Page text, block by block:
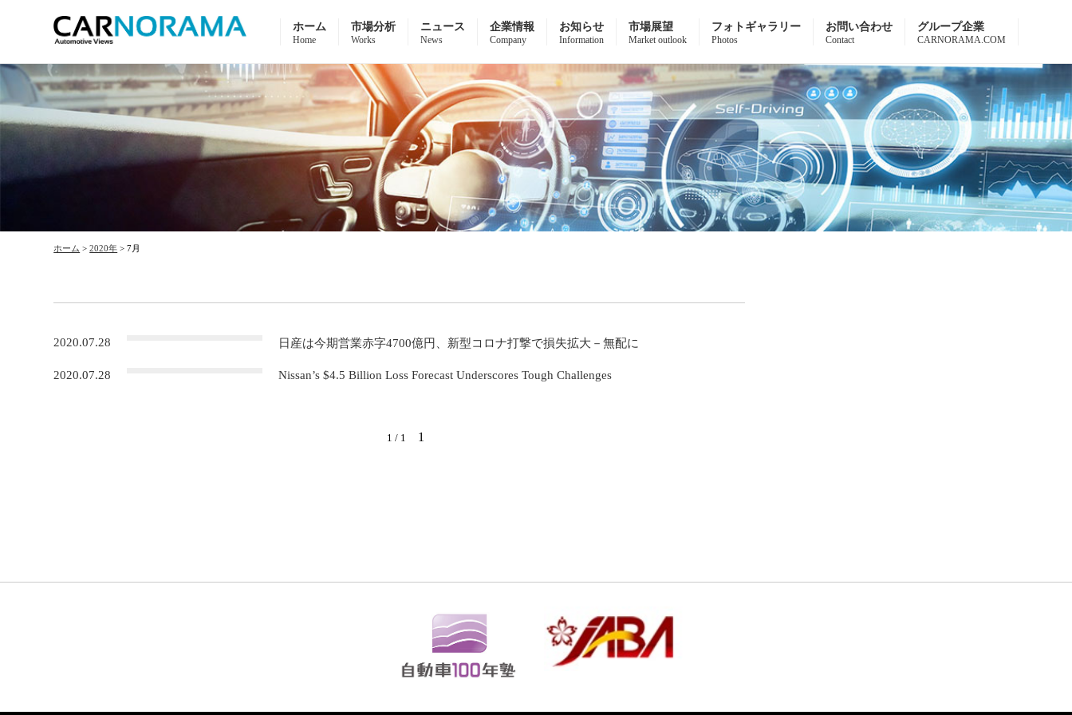
ホーム
Home
市場分析
Works
ニュース
News
企業情報
Company
お知らせ
Information
市場展望
Market outlook
フォトギャラリー
Photos
お問い合わせ
Contact
グループ企業
CARNORAMA.COM
ホーム >2020年 >7月
2020.07.28 日産は今期営業赤字4700億円、新型コロナ打撃で損失拡大－無配に
2020.07.28 Nissan’s $4.5 Billion Loss Forecast Underscores Tough Challenges
1 / 1 1